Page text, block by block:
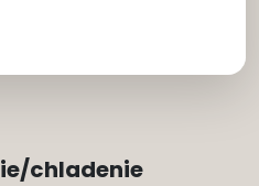
chladenie